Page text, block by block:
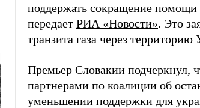
поддержать сокращение
передает РИА «Новости». Это
транзита газа через территорию
Премьер Словакии подчеркнул,
партнерами по коалиции об
уменьшении поддержки для